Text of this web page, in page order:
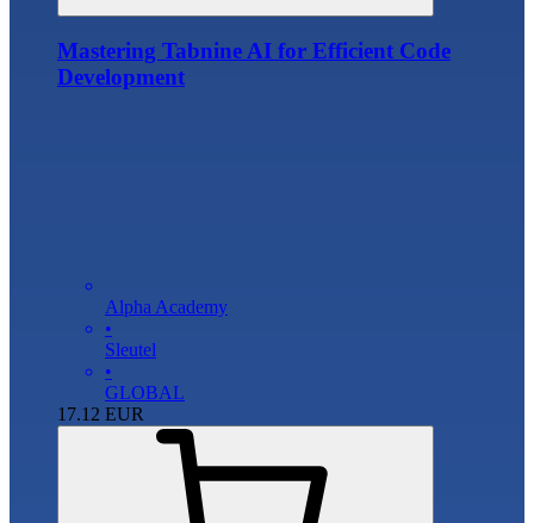
Mastering Tabnine AI for Efficient Code
Development
Alpha Academy
•
Sleutel
•
GLOBAL
17.12 EUR